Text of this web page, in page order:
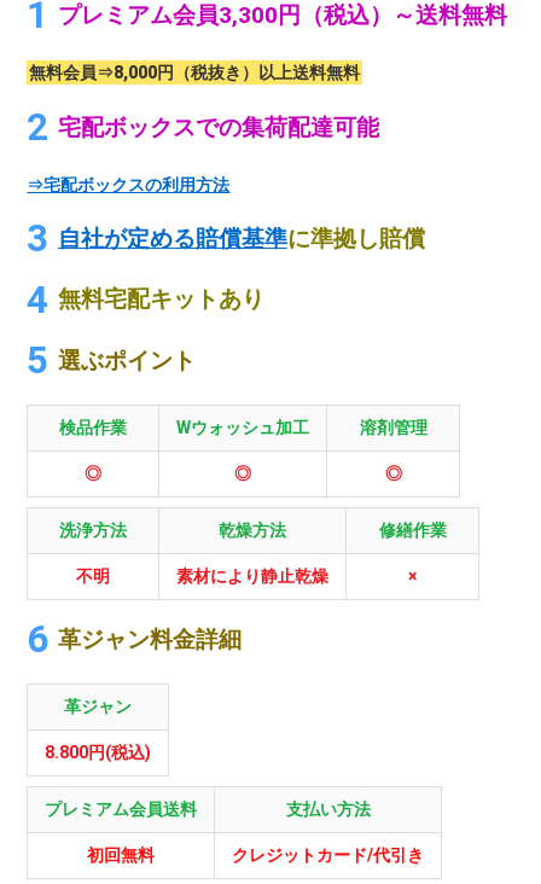
プレミアム会員3,300円（税込）～送料無料
無料会員⇒8,000円（税抜き）以上送料無料
宅配ボックスでの集荷配達可能
⇒宅配ボックスの利用方法
自社が定める賠償基準に準拠し賠償
無料宅配キットあり
選ぶポイント
検品作業 Wウォッシュ加工 溶剤管理
◎ ◎ ◎
洗浄方法 乾燥方法 修繕作業
不明 素材により静止乾燥 ×
革ジャン料金詳細
革ジャン
8.800円(税込)
プレミアム会員送料 支払い方法
初回無料 クレジットカード/代引き